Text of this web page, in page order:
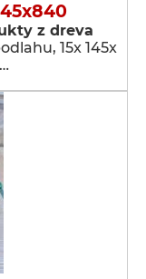
z dreva
15x 145x